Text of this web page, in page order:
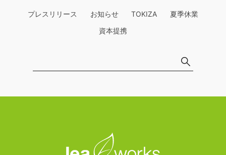
プレスリリース お知らせ TOKIZA
夏季休業
資本提携